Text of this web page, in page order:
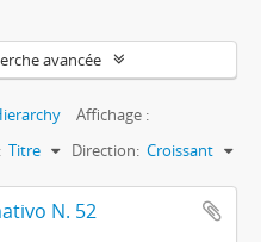
avancée
Affichage :
Titre Direction: Croissant
N. 52